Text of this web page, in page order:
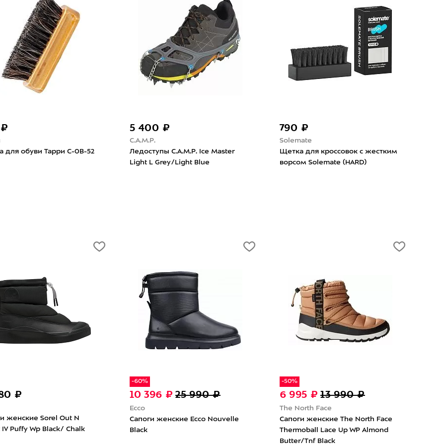
для
Шнурки Cord 200см Khaki
Очиститель от соли Tarrago De
Salter 75мл
Шнурки Hanwag 120см
990 ₽
The North Face
Up WP Gardenia
10 990 ₽21 980 ₽
Cапоги женские Sorel Out N
About Iv Puffy Wp Arctic Sea/Chalk
6 995 ₽13 990 ₽
The North Face
Сапоги женские The North Face
Thermoball Lace Up Wp TNF
Black/Gardenia White